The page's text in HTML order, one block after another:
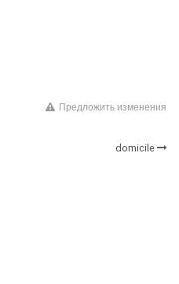
Предложить изменения
domicile